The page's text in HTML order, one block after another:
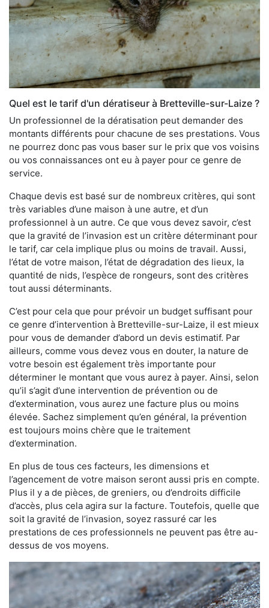
Quel est le tarif d'un dératiseur à Bretteville-sur-Laize ?
Un professionnel de la dératisation peut demander des
montants différents pour chacune de ses prestations. Vous
ne pourrez donc pas vous baser sur le prix que vos voisins
ou vos connaissances ont eu à payer pour ce genre de
service.
Chaque devis est basé sur de nombreux critères, qui sont
très variables d’une maison à une autre, et d’un
professionnel à un autre. Ce que vous devez savoir, c’est
que la gravité de l’invasion est un critère déterminant pour
le tarif, car cela implique plus ou moins de travail. Aussi,
l’état de votre maison, l’état de dégradation des lieux, la
quantité de nids, l’espèce de rongeurs, sont des critères
tout aussi déterminants.
C’est pour cela que pour prévoir un budget suffisant pour
ce genre d’intervention à Bretteville-sur-Laize, il est mieux
pour vous de demander d’abord un devis estimatif. Par
ailleurs, comme vous devez vous en douter, la nature de
votre besoin est également très importante pour
déterminer le montant que vous aurez à payer. Ainsi, selon
qu’il s’agit d’une intervention de prévention ou de
d’extermination, vous aurez une facture plus ou moins
élevée. Sachez simplement qu’en général, la prévention
est toujours moins chère que le traitement
d’extermination.
En plus de tous ces facteurs, les dimensions et
l’agencement de votre maison seront aussi pris en compte.
Plus il y a de pièces, de greniers, ou d’endroits difficile
d’accès, plus cela agira sur la facture. Toutefois, quelle que
soit la gravité de l’invasion, soyez rassuré car les
prestations de ces professionnels ne peuvent pas être au-
dessus de vos moyens.